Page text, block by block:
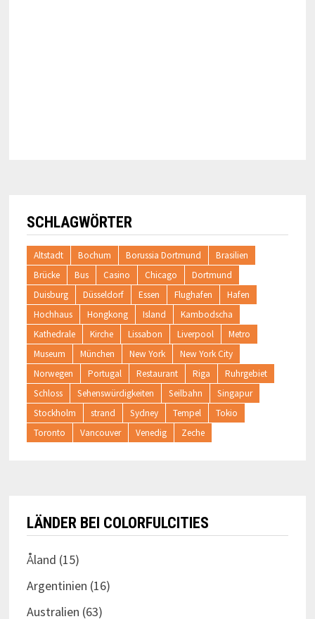
SCHLAGWÖRTER
Altstadt Bochum Borussia Dortmund
Brasilien
Brücke
Bus Casino Chicago
Dortmund
Duisburg
Düsseldorf Essen Flughafen
Hafen
Hochhaus
Hongkong Island
Kambodscha
Kathedrale
Kirche Lissabon Liverpool
Metro
Museum
München New York
New York City
Norwegen
Portugal Restaurant Riga
Ruhrgebiet
Schloss
Sehenswürdigkeiten Seilbahn
Singapur
Stockholm
strand Sydney Tempel
Tokio
Toronto
Vancouver Venedig Zeche
LÄNDER BEI COLORFULCITIES
Åland (15)
Argentinien (16)
Australien (63)